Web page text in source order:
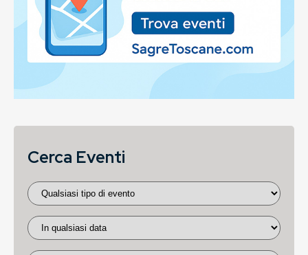
Cerca Eventi